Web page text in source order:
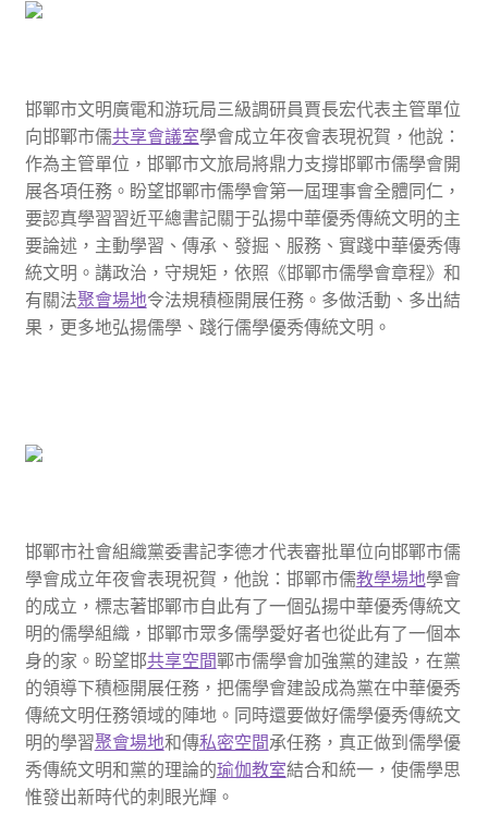
邯鄲市文明廣電和游玩局三級調研員賈長宏代表主管單位
向邯鄲市儒共享會議室學會成立年夜會表現祝賀，他說：
作為主管單位，邯鄲市文旅局將鼎力支撐邯鄲市儒學會開
展各項任務。盼望邯鄲市儒學會第一屆理事會全體同仁，
要認真學習習近平總書記關于弘揚中華優秀傳統文明的主
要論述，主動學習、傳承、發掘、服務、實踐中華優秀傳
統文明。講政治，守規矩，依照《邯鄲市儒學會章程》和
有關法聚會場地令法規積極開展任務。多做活動、多出結
果，更多地弘揚儒學、踐行儒學優秀傳統文明。
邯鄲市社會組織黨委書記李德才代表審批單位向邯鄲市儒
學會成立年夜會表現祝賀，他說：邯鄲市儒教學場地學會
的成立，標志著邯鄲市自此有了一個弘揚中華優秀傳統文
明的儒學組織，邯鄲市眾多儒學愛好者也從此有了一個本
身的家。盼望邯共享空間鄲市儒學會加強黨的建設，在黨
的領導下積極開展任務，把儒學會建設成為黨在中華優秀
傳統文明任務領域的陣地。同時還要做好儒學優秀傳統文
明的學習聚會場地和傳私密空間承任務，真正做到儒學優
秀傳統文明和黨的理論的瑜伽教室結合和統一，使儒學思
惟發出新時代的刺眼光輝。